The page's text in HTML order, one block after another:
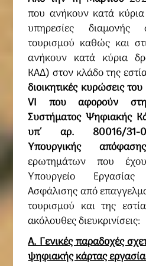
που ανήκουν κατά κύρια
υπηρεσίες
τουρισμού καθώς και
ανήκουν κατά κύρια
ΚΑΔ) στον κλάδο της
διοικητικές κυρώσεις
VI που αφορούν
Συστήματος Ψηφιακής
υπ΄ αρ. 80016/31-
Υπουργικής
ερωτημάτων που
Υπουργείο
Ασφάλισης από
τουρισμού και της
ακόλουθες διευκρινίσεις:
Α. Γενικές παραδοχές
ψηφιακής κάρτας